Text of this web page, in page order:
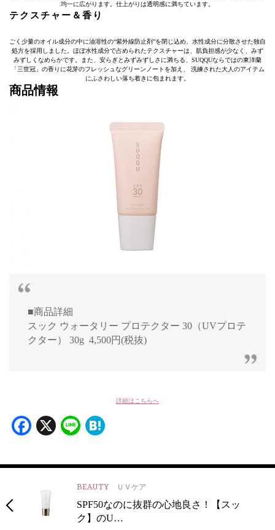
均一に広がります。仕上がりは透明感に満ちています。
テクスチャー＆香り
ごく少量のオイル成分の中に油溶性の“紫外線防止剤”を閉じ込め、水性成分に分散させた独自
処方を採用しました。ほぼ水性成分で占められたテクスチャーは、肌負担感が少なく、みず
みずしくなめらかです。また、安らぎとみずみずしさに満ちる、SUQQUならではの東洋蘭
「三世冠」の香りに花芽のフレッシュなグリーンノートを加え、 洗練された大人のアイテム
にふさわしい落ち着きに包まれます。
商品情報
■商品詳細
スック ウォータリー プロテクター 30（UVプロテ
クター） 30g 4,500円(税抜)
詳細はこちらへ
Facebook
X Line
BEAUTY ＵＶケア
SPF50なのに抜群の心地良さ！【スッ
ク】のU…